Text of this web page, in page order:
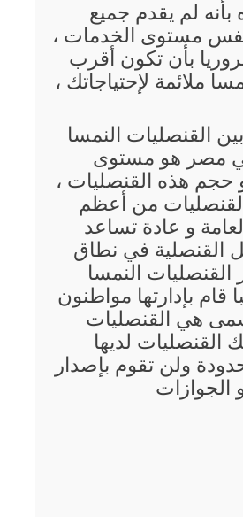
بأنه لم يقدم جميع
مستوى الخدمات ،
بأن تكون أقرب
ملائمة لإحتياجاتك ،
القنصليات النمسا
مصر هو مستوى
حجم هذه القنصليات ،
من أعظم
و عادة تساعد
القنصلية في نطاق
النمسا
قام بإدارتها مواطنون
هي القنصليات
القنصليات لديها
ولن تقوم بإصدار
الجوازات